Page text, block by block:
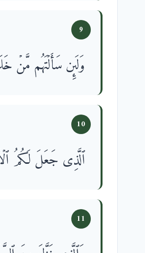
9
وَلَىِٕن سَأَلۡتَهُم مَّنۡ
10
ٱلَّذِی جَعَلَ لَكُمُ
11